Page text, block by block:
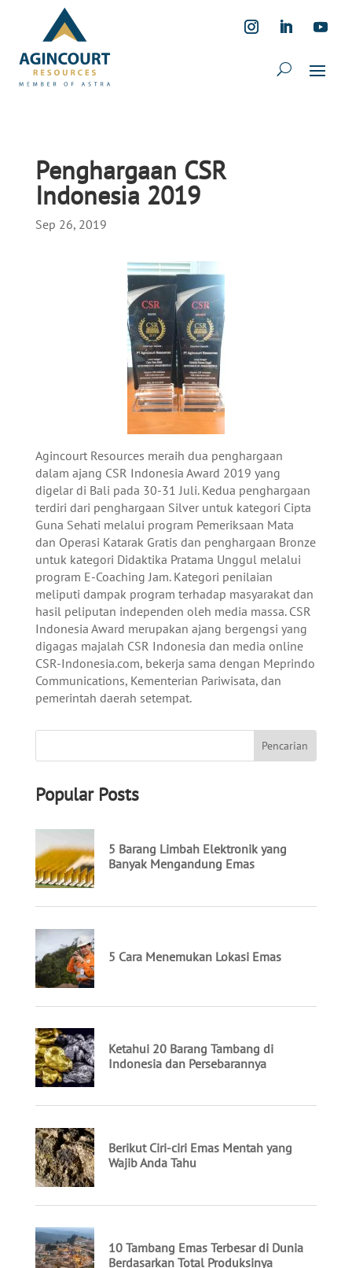
Penghargaan CSR
Indonesia 2019
Sep 26, 2019
Agincourt Resources meraih dua penghargaan
dalam ajang CSR Indonesia Award 2019 yang
digelar di Bali pada 30-31 Juli. Kedua penghargaan
terdiri dari penghargaan Silver untuk kategori Cipta
Guna Sehati melalui program Pemeriksaan Mata
dan Operasi Katarak Gratis dan penghargaan Bronze
untuk kategori Didaktika Pratama Unggul melalui
program E-Coaching Jam. Kategori penilaian
meliputi dampak program terhadap masyarakat dan
hasil peliputan independen oleh media massa. CSR
Indonesia Award merupakan ajang bergengsi yang
digagas majalah CSR Indonesia dan media online
CSR-Indonesia.com, bekerja sama dengan Meprindo
Communications, Kementerian Pariwisata, dan
pemerintah daerah setempat.
Popular Posts